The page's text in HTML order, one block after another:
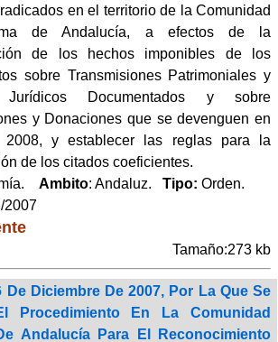
en el territorio de la Comunidad
de Andalucía, a efectos de la
de los hechos imponibles de los
sobre Transmisiones Patrimoniales y
Documentados y sobre
y Donaciones que se devenguen en
y establecer las reglas para la
de los citados coeficientes.
Ambito: Andaluz. Tipo: Orden.
2007
Tamaño:273 kb
De Diciembre De 2007, Por La Que Se
Procedimiento En La Comunidad
Andalucía Para El Reconocimiento